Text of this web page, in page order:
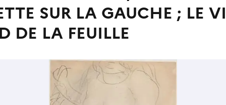
SUR LA GAUCHE ; LE
DE LA FEUILLE